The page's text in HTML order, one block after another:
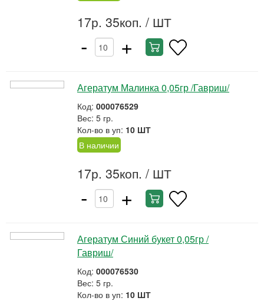
17р. 35коп. / ШТ
- +
Агератум Малинка 0,05гр /Гавриш/
Код: 000076529
Вес: 5 гр.
Кол-во в уп: 10 ШТ
В наличии
17р. 35коп. / ШТ
- +
Агератум Синий букет 0,05гр /
Гавриш/
Код: 000076530
Вес: 5 гр.
Кол-во в уп: 10 ШТ